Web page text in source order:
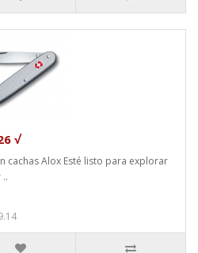
√
cachas Alox Esté listo para explorar